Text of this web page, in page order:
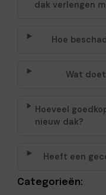
dak verlengen
Hoe
Wat
Hoeveel
nieuw dak?
Heeft een
Categorieën: